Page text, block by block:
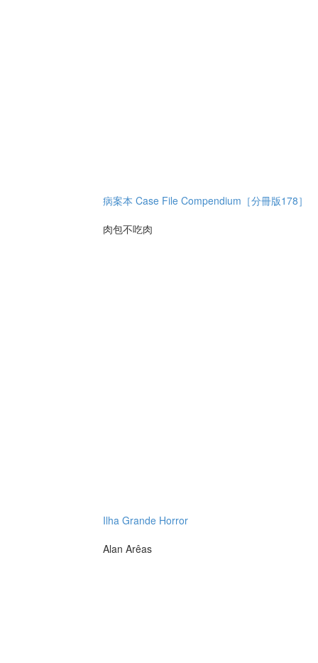
病案本 Case File Compendium［分冊版178］
肉包不吃肉
Ilha Grande Horror
Alan Arêas